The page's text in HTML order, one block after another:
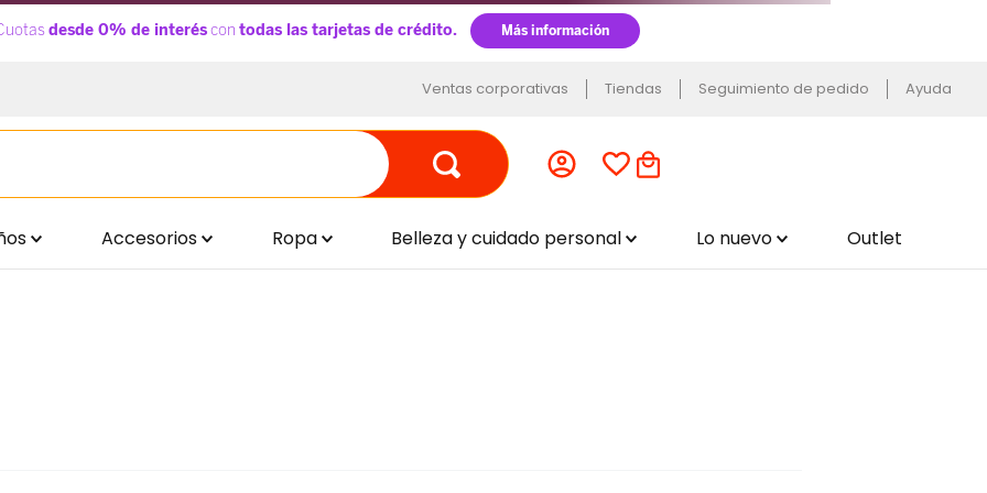
Ventas corporativas Tiendas Seguimiento de pedido Ayuda
Accesorios Ropa Belleza y cuidado personal Lo nuevo Outlet